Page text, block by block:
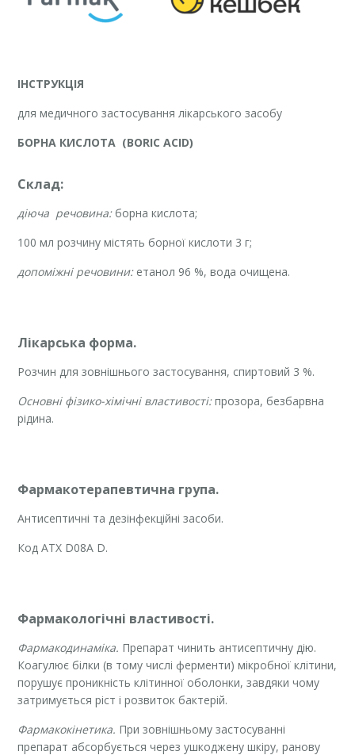
ІНСТРУКЦІЯ
для медичного застосування лікарського засобу
БОРНА КИСЛОТА (BORIC ACID)
Склад:
діюча речовина: борна кислота;
100 мл розчину містять борної кислоти 3 г;
допоміжні речовини: етанол 96 %, вода очищена.
Лікарська форма.
Розчин для зовнішнього застосування, спиртовий 3 %.
Основні фізико-хімічні властивості:прозора, безбарвна
рідина.
Фармакотерапевтична група.
Антисептичні та дезінфекційні засоби.
Код АТХ D08А D.
Фармакологічні властивості.
Фармакодинаміка. Препарат чинить антисептичну дію.
Коагулює білки (в тому числі ферменти) мікробної клітини,
порушує проникність клітинної оболонки, завдяки чому
затримується ріст і розвиток бактерій.
Фармакокінетика. При зовнішньому застосуванні
препарат абсорбується через ушкоджену шкіру, ранову